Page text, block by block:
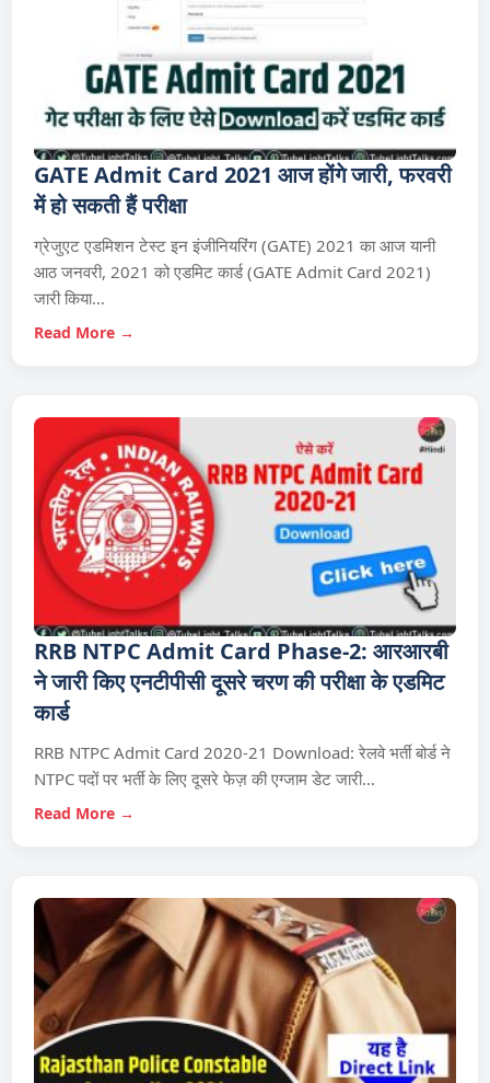
GATE Admit Card 2021 आज होंगे जारी, फरवरी
में हो सकती हैं परीक्षा
ग्रेजुएट एडमिशन टेस्ट इन इंजीनियरिंग (GATE) 2021 का आज यानी
आठ जनवरी, 2021 को एडमिट कार्ड (GATE Admit Card 2021)
जारी किया…
Read More →
RRB NTPC Admit Card Phase-2: आरआरबी
ने जारी किए एनटीपीसी दूसरे चरण की परीक्षा के एडमिट
कार्ड
RRB NTPC Admit Card 2020-21 Download: रेलवे भर्ती बोर्ड ने
NTPC पदों पर भर्ती के लिए दूसरे फेज़ की एग्‍जाम डेट जारी…
Read More →